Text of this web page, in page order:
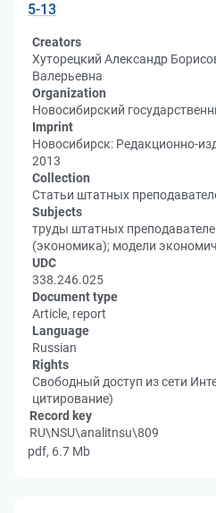
5-13
Creators
Хуторецкий Александр
Валерьевна
Organization
Новосибирский
Imprint
Новосибирск: Редакционно-
2013
Collection
Статьи штатных
Subjects
труды штатных
(экономика); модели
UDC
338.246.025
Document type
Article, report
Language
Russian
Rights
Свободный доступ из сети
цитирование)
Record key
RU\NSU\analitnsu\809
pdf, 6.7 Mb